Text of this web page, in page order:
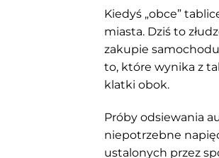
Kiedyś „obce”
miasta. Dziś to
zakupie
to, które wynika z
klatki obok.
Próby odsiewania
niepotrzebne
ustalonych przez